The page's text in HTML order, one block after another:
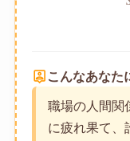
person_pin こんなあなた
職場の人間関
に疲れ果て、